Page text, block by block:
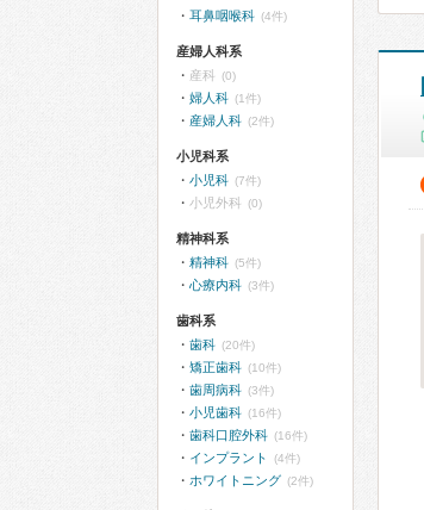
耳鼻咽喉科 (4件)
産婦人科系
産科 (0)
婦人科 (1件)
産婦人科 (2件)
小児科系
小児科 (7件)
小児外科 (0)
精神科系
精神科 (5件)
心療内科 (3件)
歯科系
歯科 (20件)
矯正歯科 (10件)
歯周病科 (3件)
小児歯科 (16件)
歯科口腔外科 (16件)
インプラント (4件)
ホワイトニング (2件)